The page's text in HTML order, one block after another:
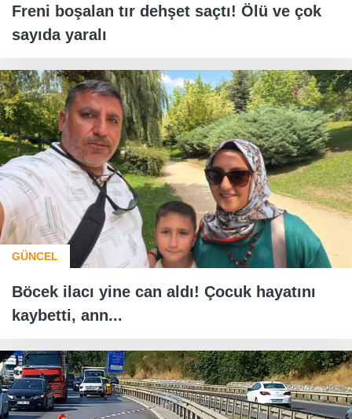
Freni boşalan tır dehşet saçtı! Ölü ve çok
sayıda yaralı
GÜNCEL
Böcek ilacı yine can aldı! Çocuk hayatını
kaybetti, ann...